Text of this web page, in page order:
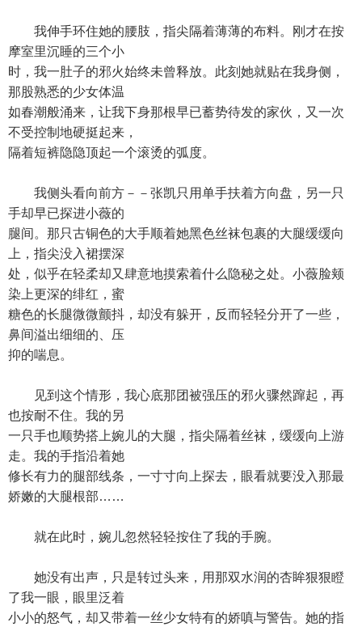
我伸手环住她的腰肢，指尖隔着薄薄的布料。刚才在按
摩室里沉睡的三个小
时，我一肚子的邪火始终未曾释放。此刻她就贴在我身侧，
那股熟悉的少女体温
如春潮般涌来，让我下身那根早已蓄势待发的家伙，又一次
不受控制地硬挺起来，
隔着短裤隐隐顶起一个滚烫的弧度。
我侧头看向前方－－张凯只用单手扶着方向盘，另一只
手却早已探进小薇的
腿间。那只古铜色的大手顺着她黑色丝袜包裹的大腿缓缓向
上，指尖没入裙摆深
处，似乎在轻柔却又肆意地摸索着什么隐秘之处。小薇脸颊
染上更深的绯红，蜜
糖色的长腿微微颤抖，却没有躲开，反而轻轻分开了一些，
鼻间溢出细细的、压
抑的喘息。
见到这个情形，我心底那团被强压的邪火骤然蹿起，再
也按耐不住。我的另
一只手也顺势搭上婉儿的大腿，指尖隔着丝袜，缓缓向上游
走。我的手指沿着她
修长有力的腿部线条，一寸寸向上探去，眼看就要没入那最
娇嫩的大腿根部……
就在此时，婉儿忽然轻轻按住了我的手腕。
她没有出声，只是转过头来，用那双水润的杏眸狠狠瞪
了我一眼，眼里泛着
小小的怒气，却又带着一丝少女特有的娇嗔与警告。她的指